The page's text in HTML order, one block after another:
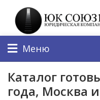
Меню
Каталог
года, Москва